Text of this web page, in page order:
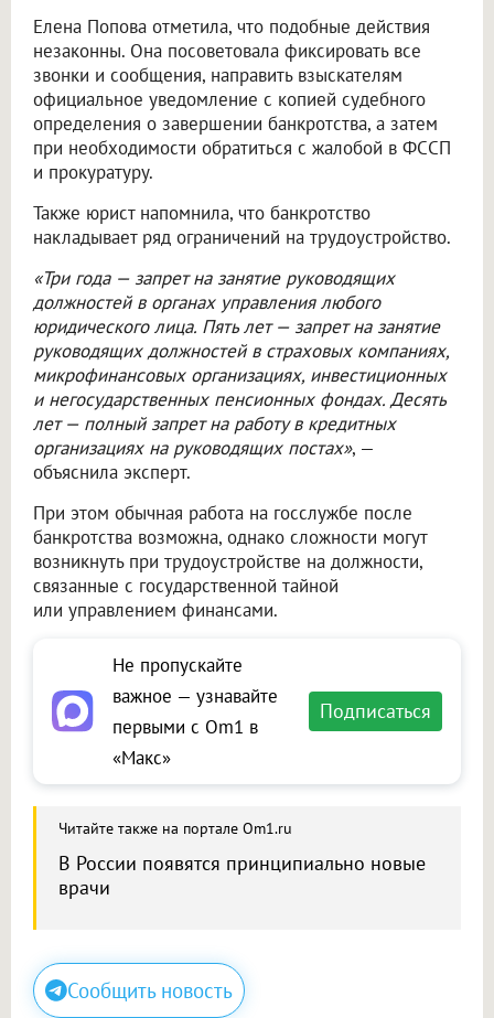
Елена Попова отметила, что подобные действия
незаконны. Она посоветовала фиксировать все
звонки и сообщения, направить взыскателям
официальное уведомление с копией судебного
определения о завершении банкротства, а затем
при необходимости обратиться с жалобой в ФССП
и прокуратуру.
Также юрист напомнила, что банкротство
накладывает ряд ограничений на трудоустройство.
«Три года — запрет на занятие руководящих
должностей в органах управления любого
юридического лица. Пять лет — запрет на занятие
руководящих должностей в страховых компаниях,
микрофинансовых организациях, инвестиционных
и негосударственных пенсионных фондах. Десять
лет — полный запрет на работу в кредитных
организациях на руководящих постах», —
объяснила эксперт.
При этом обычная работа на госслужбе после
банкротства возможна, однако сложности могут
возникнуть при трудоустройстве на должности,
связанные с государственной тайной
или управлением финансами.
Не пропускайте
важное — узнавайте
первыми с Om1 в
«Макс»
Подписаться
Читайте также на портале Om1.ru
В России появятся принципиально новые
врачи
Сообщить новость